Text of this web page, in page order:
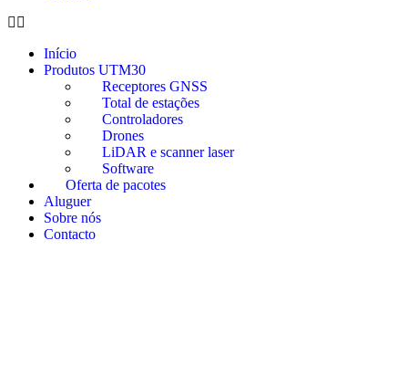
Início
Produtos UTM30
Receptores GNSS
Total de estações
Controladores
Drones
LiDAR e scanner laser
Software
Oferta de pacotes
Aluguer
Sobre nós
Contacto